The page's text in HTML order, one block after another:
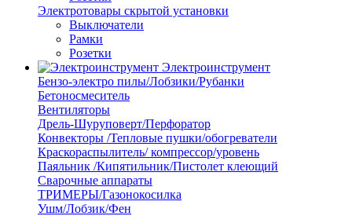
Электротовары скрытой установки
Выключатели
Рамки
Розетки
Электроинструмент
Бензо-электро пилы/Лобзики/Рубанки
Бетоносмеситель
Вентиляторы
Дрель-Шуруповерт/Перфоратор
Конвекторы /Тепловые пушки/обогреватели
Краскораспылитель/ компрессор/уровень
Паяльник /Кипятильник/Пистолет клеющий
Сварочные аппараты
ТРИМЕРЫ/Газонокосилка
Ушм/Лобзик/Фен